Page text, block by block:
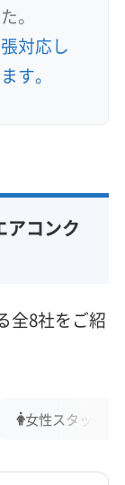
。
対応し
す。
アコンク
全8社をご紹
女性スタッフ在